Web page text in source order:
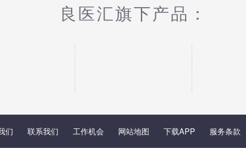
良医汇旗下产品：
们 联系我们 工作机会 网站地图 下载APP 服务条款